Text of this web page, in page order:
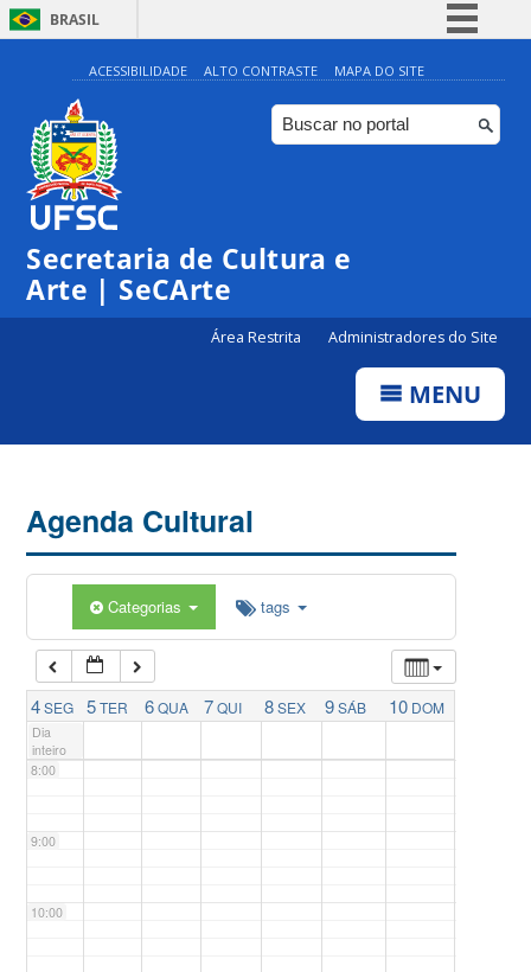
BRASIL
Simplifique!
Comunica BR
Participe
ACESSIBILIDADE ALTO CONTRASTE MAPA DO SITE
Secretaria de Cultura e
Arte | SeCArte
Área Restrita Administradores do Site
MENU
Agenda Cultural
Categorias tags
4SEG 5TER 6QUA 7QUI 8SEX 9SÁB 10 DOM
Dia
inteiro
0:00
1:00
5:00
7:00
8:00
9:00
10:00